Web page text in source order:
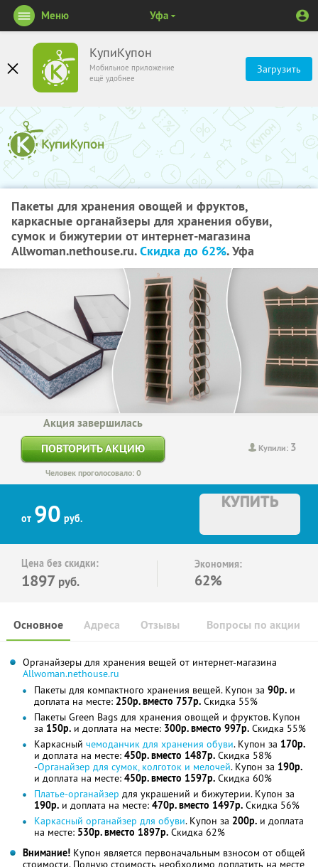
КупиКупон
Мобильное приложение
ещё удобнее
Загрузить
Меню Уфа
Пакеты для хранения овощей и фруктов,
каркасные органайзеры для хранения обуви,
сумок и бижутерии от интернет-магазина
Аllwoman.nethouse.ru.Скидка до 62%. Уфа
Купили: 3
Акция завершилась
ПОВТОРИТЬ АКЦИЮ
Человек проголосовало: 0
от 90 руб.
КУПИТЬ
Цена без скидки:
1897 руб.
Экономия:
62%
Основное Отзывы Вопросы по акции
Адреса
Органайзеры для хранения вещей от интернет-магазина
Аllwoman.nethouse.ru
Пакеты для компактного хранения вещей. Купон за 90р. и
доплата на месте: 250р. вместо 757р. Скидка 55%
Пакеты Green Bags для хранения овощей и фруктов. Купон
за 150р. и доплата на месте: 300р. вместо 997р. Скидка 55%
Каркасный чемоданчик для хранения обуви. Купон за 170р.
и доплата на месте: 450р. вместо 1487р. Скидка 58%
-Органайзер для сумок, колготок и мелочей. Купон за 190р.
и доплата на месте: 450р. вместо 1597р. Скидка 60%
Платье-органайзер для украшений и бижутерии. Купон за
190р. и доплата на месте: 470р. вместо 1497р. Скидка 56%
Каркасный органайзер для обуви. Купон за 200р. и доплата
на месте: 530р. вместо 1897р. Скидка 62%
Внимание! Купон является первоначальным взносом от общей
стоимости. Полную стоимость необходимо доплатить на месте